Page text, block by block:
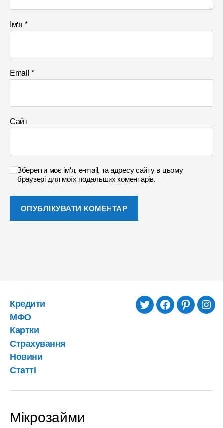
Ім'я *
Email*
Сайт
Зберегти моє ім'я, e-mail, та адресу сайту в цьому
браузері для моїх подальших коментарів.
Кредити
МФО
Картки
Страхування
Новини
Статті
twitterfacebookpinterest
Мікрозайми